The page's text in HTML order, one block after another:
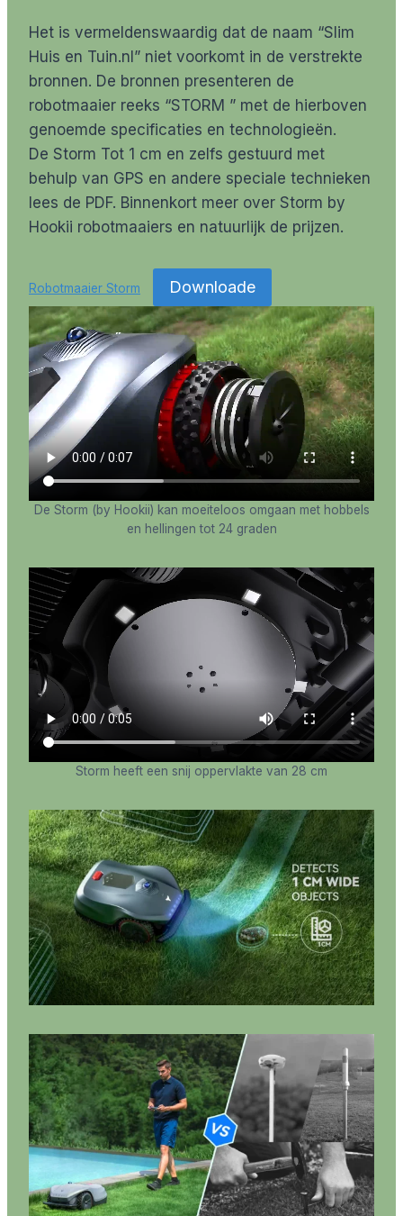
Het is vermeldenswaardig dat de naam “Slim
Huis en Tuin.nl” niet voorkomt in de verstrekte
bronnen. De bronnen presenteren de
robotmaaier reeks “STORM ” met de hierboven
genoemde specificaties en technologieën.
De Storm Tot 1 cm en zelfs gestuurd met
behulp van GPS en andere speciale technieken
lees de PDF. Binnenkort meer over Storm by
Hookii robotmaaiers en natuurlijk de prijzen.
Robotmaaier Storm Downloade
De Storm (by Hookii) kan moeiteloos omgaan met hobbels
en hellingen tot 24 graden
Storm heeft een snij oppervlakte van 28 cm